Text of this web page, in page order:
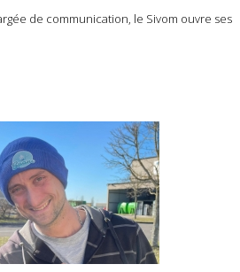
de communication, le Sivom ouvre ses